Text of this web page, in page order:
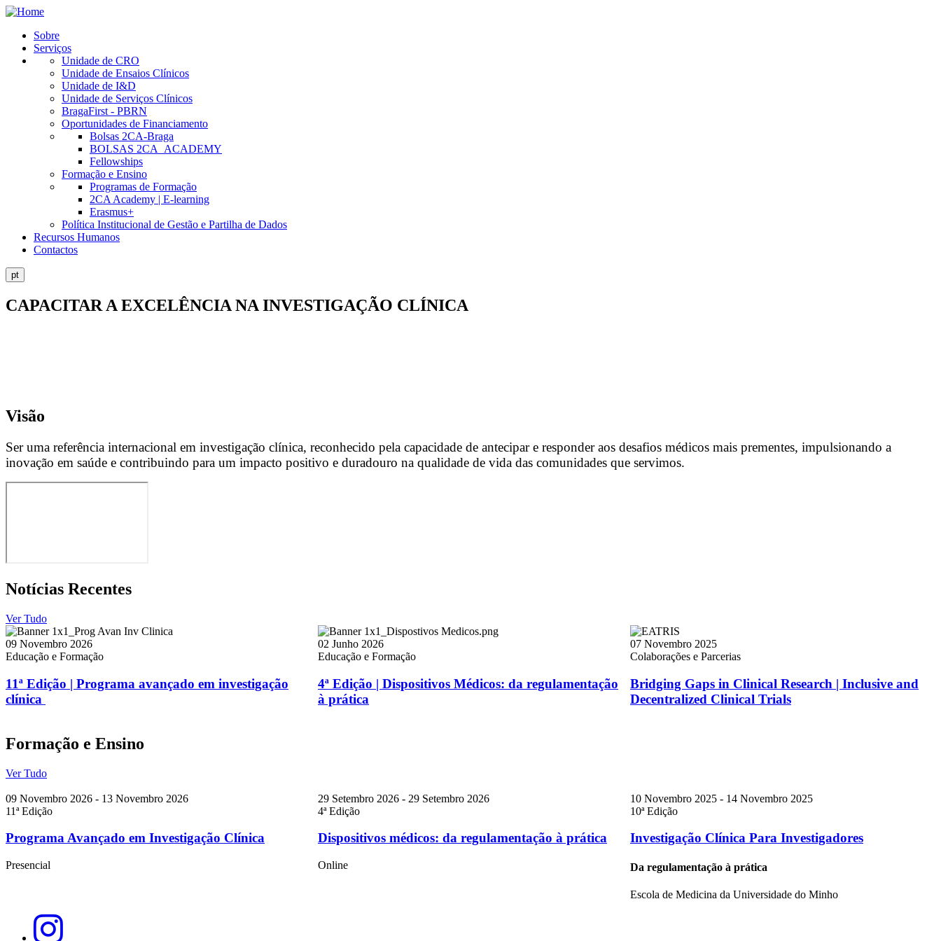
Skip
main
content
Public
Sobre
Serviços
Unidade de CRO
Unidade de Ensaios Clínicos
Unidade de I&D
Unidade de Serviços Clínicos
BragaFirst - PBRN
Oportunidades de Financiamento
Bolsas 2CA-Braga
BOLSAS 2CA_ACADEMY
Fellowships
Formação e Ensino
Programas de Formação
2CA Academy | E-learning
Erasmus+
Política Institucional de Gestão e Partilha de Dados
Recursos Humanos
Contactos
pt
CAPACITAR A EXCELÊNCIA NA INVESTIGAÇÃO CLÍNICA
Visão
Ser uma referência internacional em investigação clínica, reconhecido pela capacidade de antecipar e responder aos desafios médicos mais prementes, impulsionando a
inovação em saúde e contribuindo para um impacto positivo e duradouro na qualidade de vida das comunidades que servimos.
Notícias Recentes
Ver Tudo
09 Novembro 2026
Educação e Formação
11ª Edição | Programa avançado em investigação
clínica
02 Junho 2026
Educação e Formação
4ª Edição | Dispositivos Médicos: da regulamentação
à prática
07 Novembro 2025
Colaborações e Parcerias
Bridging Gaps in Clinical Research | Inclusive and
Decentralized Clinical Trials
Formação e Ensino
Ver Tudo
09 Novembro 2026 - 13 Novembro 2026
11ª Edição
Programa Avançado em Investigação Clínica
Presencial
29 Setembro 2026 - 29 Setembro 2026
4ª Edição
Dispositivos médicos: da regulamentação à prática
Online
10 Novembro 2025 - 14 Novembro 2025
10ª Edição
Investigação Clínica Para Investigadores
Da regulamentação à prática
Escola de Medicina da Universidade do Minho